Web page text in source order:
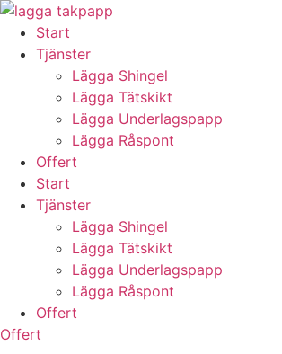
Skip
content
Start
Tjänster
Lägga Shingel
Lägga Tätskikt
Lägga Underlagspapp
Lägga Råspont
Offert
Start
Tjänster
Lägga Shingel
Lägga Tätskikt
Lägga Underlagspapp
Lägga Råspont
Offert
Offert